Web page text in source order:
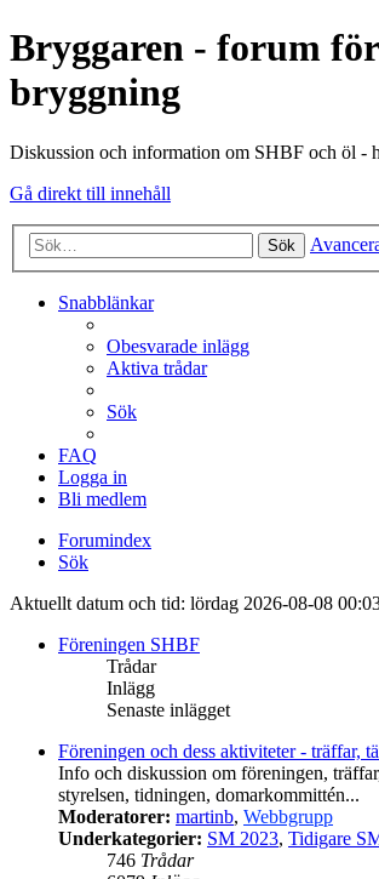
Bryggaren - forum
bryggning
Diskussion och information om SHBF och öl -
Gå direkt till innehåll
Sök
Snabblänkar
Obesvarade inlägg
Aktiva trådar
Sök
FAQ
Logga in
Bli medlem
Forumindex
Sök
Aktuellt datum och tid: lördag 2026-08-08
Föreningen SHBF
Trådar
Inlägg
Senaste inlägget
Föreningen och dess aktiviteter - träffar,
Info och diskussion om föreningen,
styrelsen, tidningen, domarkommittén...
Moderatorer: martinb, Webbgrupp
Underkategorier: SM 2023, Tidigare
746 Trådar